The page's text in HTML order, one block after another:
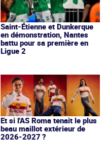
Saint-Étienne et Dunkerque
en démonstration, Nantes
battu pour sa première en
Ligue 2
Et si l'AS Roma tenait le plus
beau maillot extérieur de
2026-2027 ?